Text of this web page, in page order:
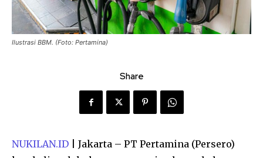
Ilustrasi BBM. (Foto: Pertamina)
Share
NUKILAN.ID | Jakarta – PT Pertamina (Persero)